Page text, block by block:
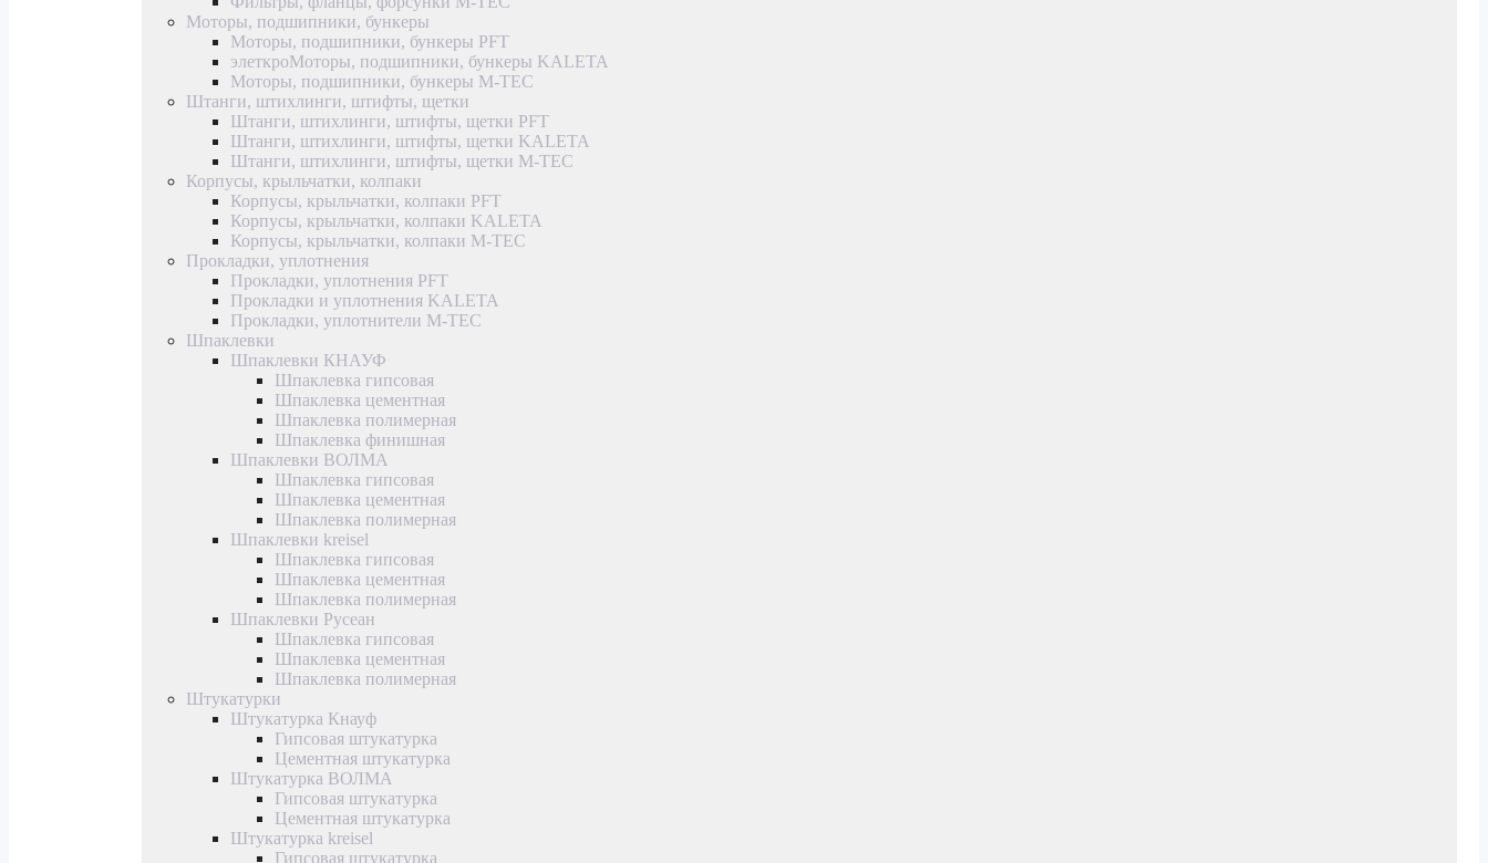
Моторы, подшипники, бункеры
Моторы, подшипники, бункеры PFT
элеткроМоторы, подшипники, бункеры KALETA
Моторы, подшипники, бункеры M-TEC
Штанги, штихлинги, штифты, щетки
Штанги, штихлинги, штифты, щетки PFT
Штанги, штихлинги, штифты, щетки KALETA
Штанги, штихлинги, штифты, щетки M-TEC
Корпусы, крыльчатки, колпаки
Корпусы, крыльчатки, колпаки PFT
Корпусы, крыльчатки, колпаки KALETA
Корпусы, крыльчатки, колпаки M-TEC
Прокладки, уплотнения
Прокладки, уплотнения PFT
Прокладки и уплотнения KALETA
Прокладки, уплотнители M-TEC
Шпаклевки
Шпаклевки КНАУФ
Шпаклевка гипсовая
Шпаклевка цементная
Шпаклевка полимерная
Шпаклевка финишная
Шпаклевки ВОЛМА
Шпаклевка гипсовая
Шпаклевка цементная
Шпаклевка полимерная
Шпаклевки kreisel
Шпаклевка гипсовая
Шпаклевка цементная
Шпаклевка полимерная
Шпаклевки Русеан
Шпаклевка гипсовая
Шпаклевка цементная
Шпаклевка полимерная
Штукатурки
Штукатурка Кнауф
Гипсовая штукатурка
Цементная штукатурка
Штукатурка ВОЛМА
Гипсовая штукатурка
Цементная штукатурка
Штукатурка kreisel
Гипсовая штукатурка